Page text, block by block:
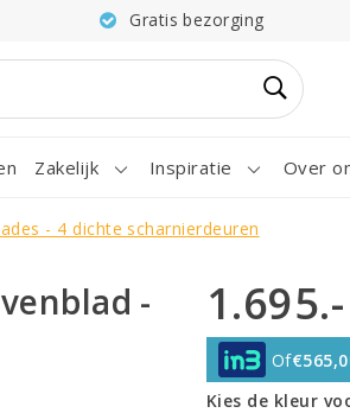
Gratis bezorging
Zakelijk Inspiratie Over
- 4 dichte scharnierdeuren
-
1.695.-
Of
Kies de kleur